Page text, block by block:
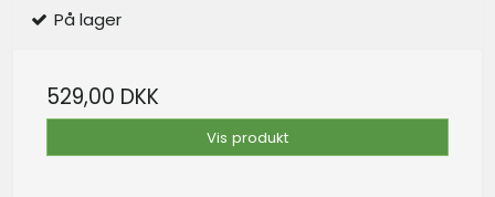
På lager
529,00 DKK
Vis produkt